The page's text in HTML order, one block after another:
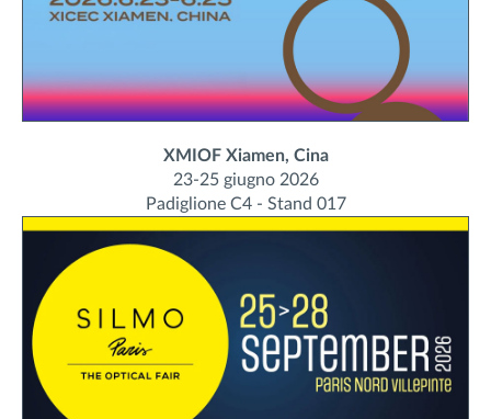
XMIOF Xiamen, Cina
23-25 giugno 2026
Padiglione C4 - Stand 017